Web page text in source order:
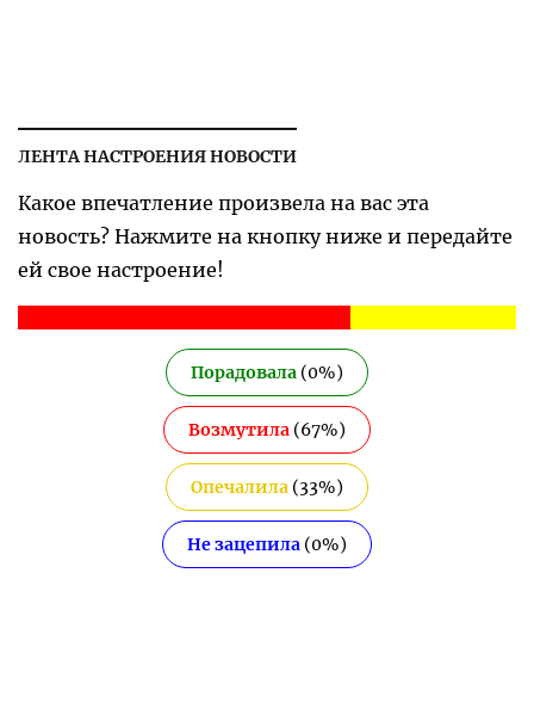
ЛЕНТА НАСТРОЕНИЯ НОВОСТИ
Какое впечатление произвела на вас эта
новость? Нажмите на кнопку ниже и передайте
ей свое настроение!
Порадовала (0%)
Возмутила (67%)
Опечалила (33%)
Не зацепила (0%)